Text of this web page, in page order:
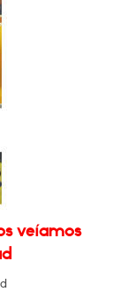
veíamos